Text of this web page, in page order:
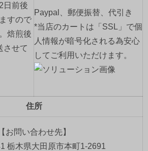
日前後
すので
焙煎後
させて
Paypal、郵便振替、代引き
*当店のカートは「SSL」で個
人情報が暗号化される為安心
してご利用いただけます。
住所
【お問い合わせ先】
栃木県大田原市本町1-2691